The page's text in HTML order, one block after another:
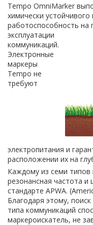
Tempo OmniMarker
химически устойчивого
работоспособность на
эксплуатации
коммуникаций.
Электронные
маркеры
Tempo не
требуют
электропитания и
расположении их на
Каждому из семи типов
резонансная частота и
стандарте APWA.
Благодаря этому,
типа коммуникаций
маркероискатель, не